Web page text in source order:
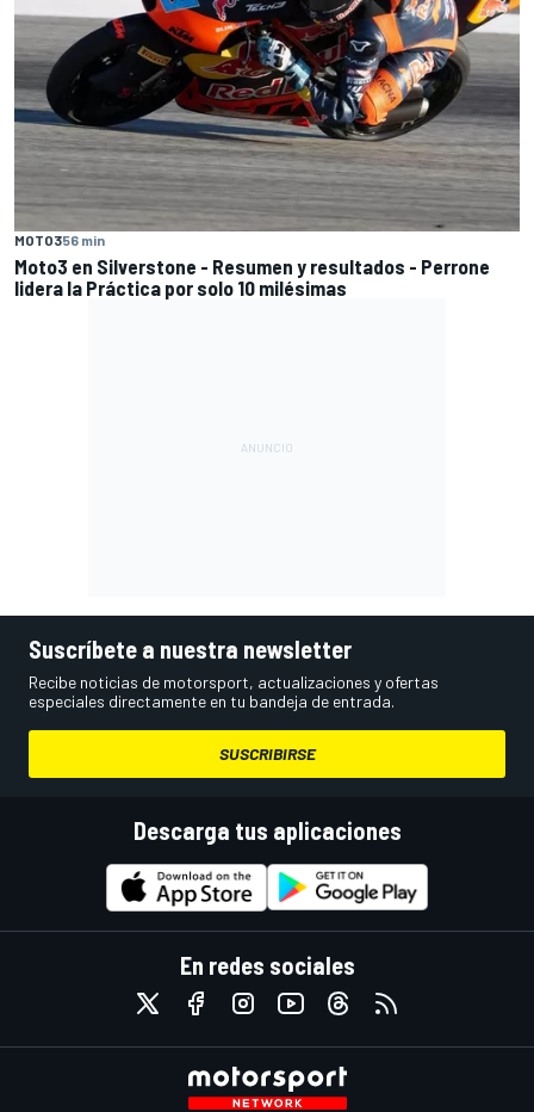
MOTO356 min
Moto3 en Silverstone - Resumen y resultados - Perrone
lidera la Práctica por solo 10 milésimas
Suscríbete a nuestra newsletter
Recibe noticias de motorsport, actualizaciones y ofertas
especiales directamente en tu bandeja de entrada.
SUSCRIBIRSE
Descarga tus aplicaciones
En redes sociales